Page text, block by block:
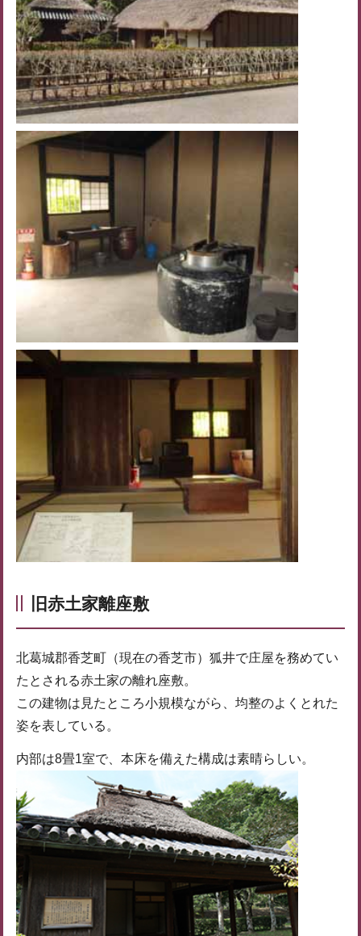
旧赤土家離座敷
北葛城郡香芝町（現在の香芝市）狐井で庄屋を務めてい
たとされる赤土家の離れ座敷。
この建物は見たところ小規模ながら、均整のよくとれた
姿を表している。
内部は8畳1室で、本床を備えた構成は素晴らしい。